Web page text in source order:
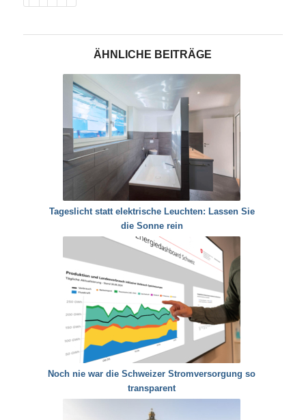
ÄHNLICHE BEITRÄGE
Tageslicht statt elektrische Leuchten: Lassen Sie
die Sonne rein
Noch nie war die Schweizer Stromversorgung so
transparent